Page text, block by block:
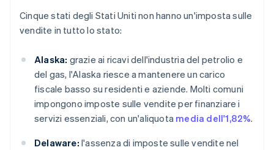
Cinque stati degli Stati Uniti non hanno un'imposta sulle
vendite in tutto lo stato:
Alaska: grazie ai ricavi dell'industria del petrolio e
del gas, l'Alaska riesce a mantenere un carico
fiscale basso su residenti e aziende. Molti comuni
impongono imposte sulle vendite per finanziare i
servizi essenziali, con un'aliquota media dell'1,82%.
Delaware: l'assenza di imposte sulle vendite nel